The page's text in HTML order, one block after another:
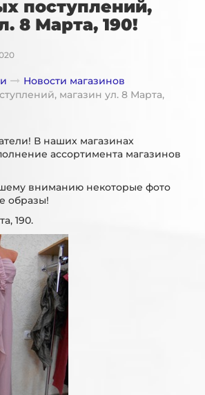
поступлений,
8 Марта, 190!
Новости магазинов
магазин ул. 8 Марта,
В наших магазинах
ассортимента магазинов
вниманию некоторые фото
образы!
190.